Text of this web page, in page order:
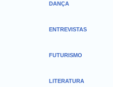
DANÇA
ENTREVISTAS
FUTURISMO
LITERATURA